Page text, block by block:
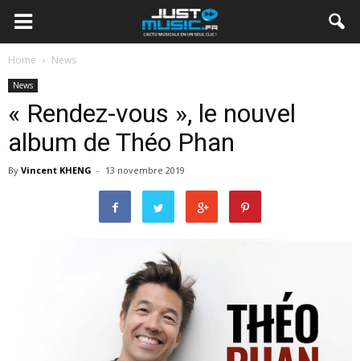
Home News
News
« Rendez-vous », le nouvel
album de Théo Phan
By Vincent KHENG - 13 novembre 2019